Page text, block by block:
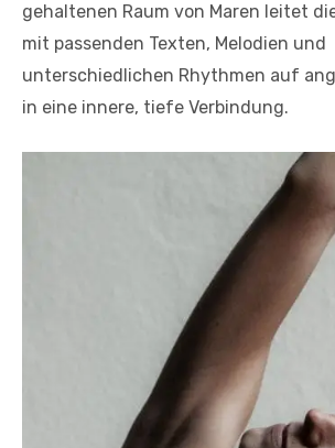
gehaltenen Raum von Maren leitet
mit passenden Texten, Melodien und
unterschiedlichen Rhythmen auf
in eine innere, tiefe Verbindung.